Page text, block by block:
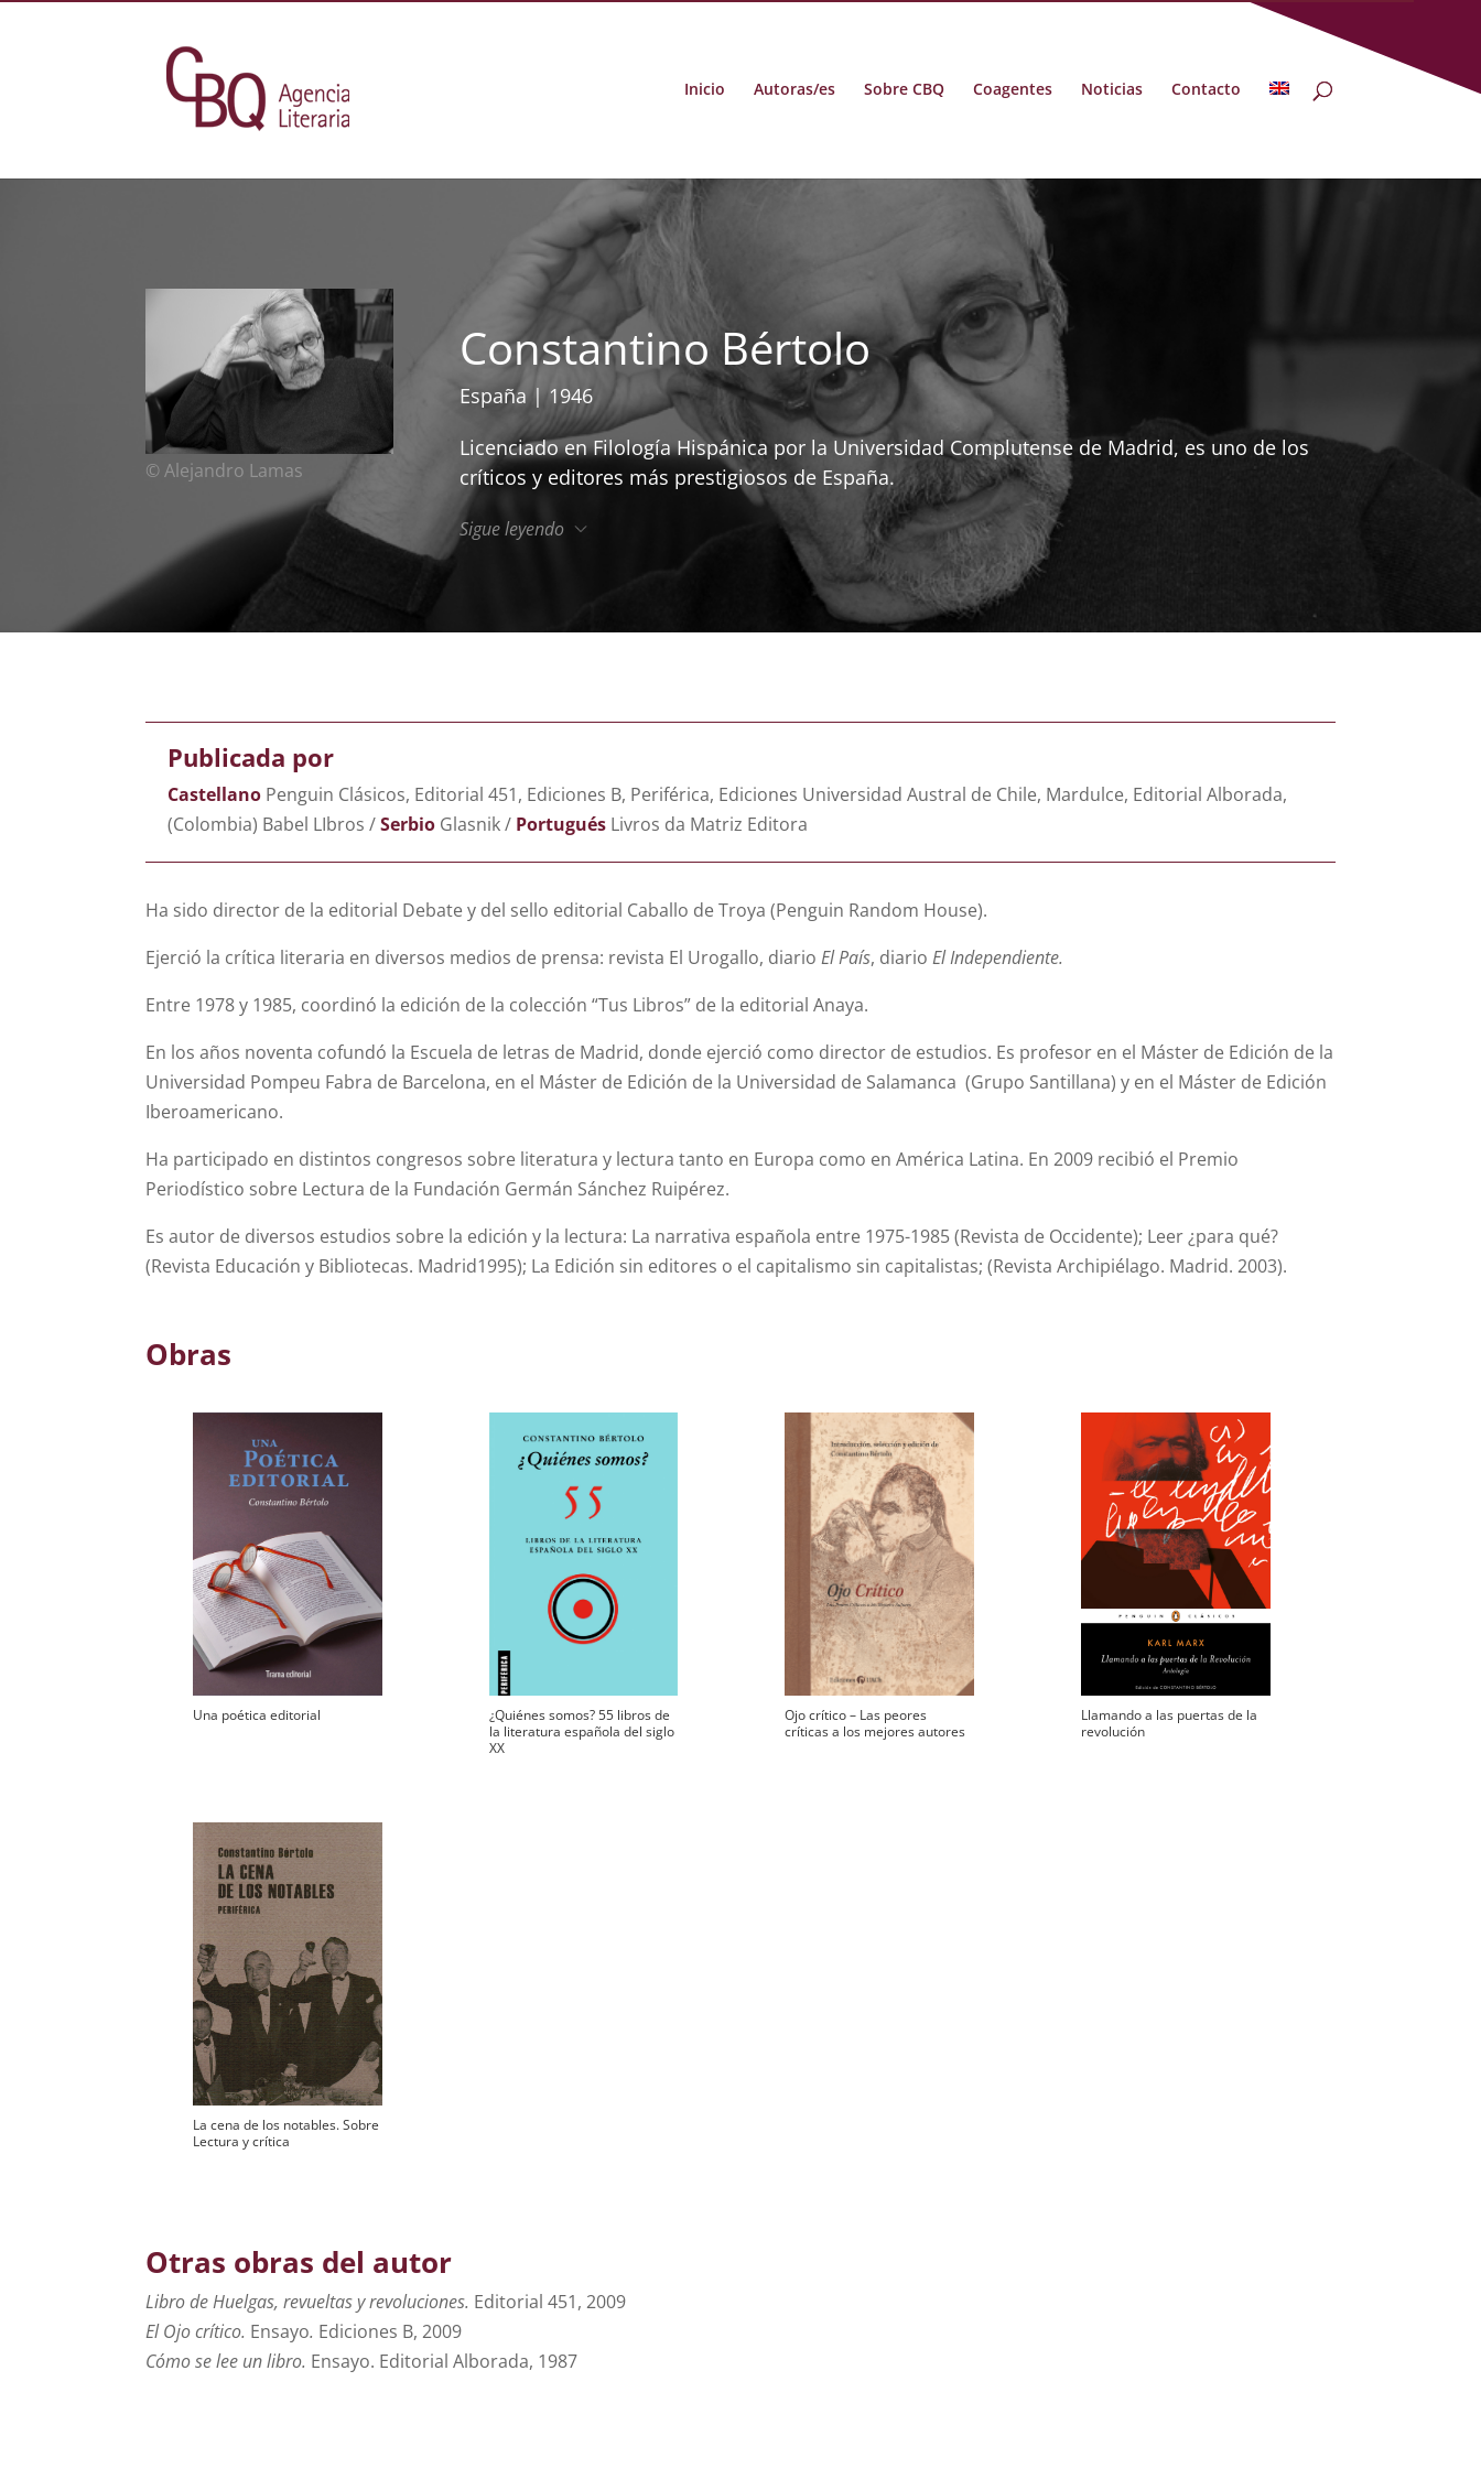
Inicio Autoras/es Sobre CBQ Coagentes Noticias Contacto
© Alejandro Lamas
Constantino Bértolo
España | 1946
Licenciado en Filología Hispánica por la Universidad Complutense de Madrid, es uno de los
críticos y editores más prestigiosos de España.
Sigue leyendo
Publicada por
Castellano Penguin Clásicos, Editorial 451, Ediciones B, Periférica, Ediciones Universidad Austral de Chile, Mardulce, Editorial Alborada,
(Colombia) Babel LIbros /Serbio Glasnik / Portugués Livros da Matriz Editora
Ha sido director de la editorial Debate y del sello editorial Caballo de Troya (Penguin Random House).
Ejerció la crítica literaria en diversos medios de prensa: revista El Urogallo, diario El País, diario El Independiente.
Entre 1978 y 1985, coordinó la edición de la colección “Tus Libros” de la editorial Anaya.
En los años noventa cofundó la Escuela de letras de Madrid, donde ejerció como director de estudios. Es profesor en el Máster de Edición de la
Universidad Pompeu Fabra de Barcelona, en el Máster de Edición de la Universidad de Salamanca (Grupo Santillana) y en el Máster de Edición
Iberoamericano.
Ha participado en distintos congresos sobre literatura y lectura tanto en Europa como en América Latina. En 2009 recibió el Premio
Periodístico sobre Lectura de la Fundación Germán Sánchez Ruipérez.
Es autor de diversos estudios sobre la edición y la lectura: La narrativa española entre 1975-1985 (Revista de Occidente); Leer ¿para qué?
(Revista Educación y Bibliotecas. Madrid1995); La Edición sin editores o el capitalismo sin capitalistas; (Revista Archipiélago. Madrid. 2003).
Obras
Una poética editorial
¿Quiénes somos? 55 libros de
la literatura española del siglo
XX
Ojo crítico – Las peores
críticas a los mejores autores
Llamando a las puertas de la
revolución
La cena de los notables. Sobre
Lectura y crítica
Otras obras del autor
Libro de Huelgas, revueltas y revoluciones. Editorial 451, 2009
El Ojo crítico. Ensayo. Ediciones B, 2009
Cómo se lee un libro. Ensayo. Editorial Alborada, 1987